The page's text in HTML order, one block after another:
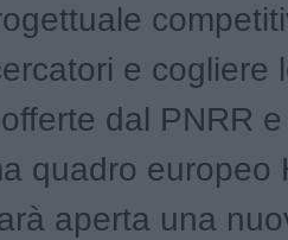
e cogliere
dal PNRR
quadro europeo
aperta una